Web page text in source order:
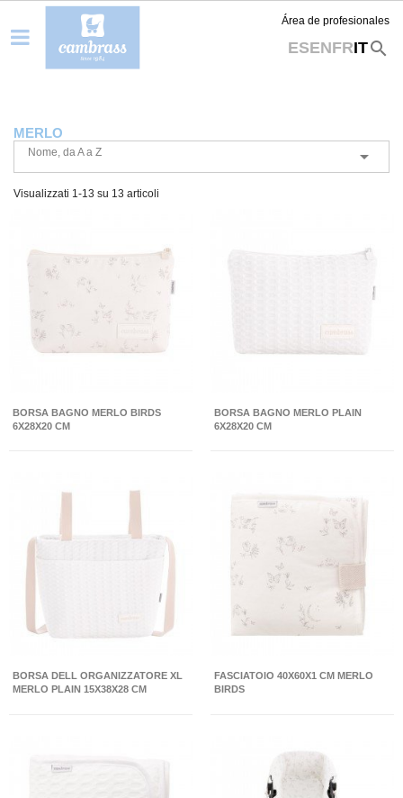
Área de profesionales
ESENFRITsearch
MERLO
Nome, da A a Z 
Visualizzati 1-13 su 13 articoli
BORSA BAGNO MERLO BIRDS
6X28X20 CM
BORSA BAGNO MERLO PLAIN
6X28X20 CM
BORSA DELL ORGANIZZATORE XL
MERLO PLAIN 15X38X28 CM
FASCIATOIO 40X60X1 CM MERLO
BIRDS